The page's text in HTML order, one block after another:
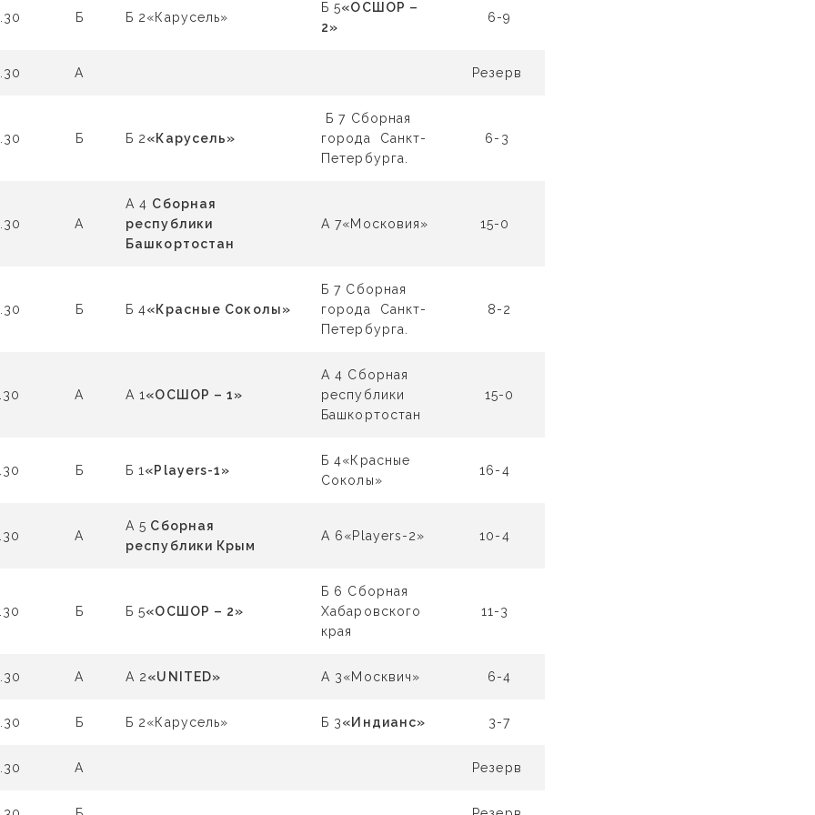
Б Б 2«Карусель»
Б 5«ОСШОР –
2»
6-9
А Резерв
Б Б 2«Карусель»
Б 7 Сборная
города Санкт-
Петербурга.
6-3
А
А 4 Сборная
республики
Башкортостан
А 7«Московия» 15-0
Б Б 4«Красные Соколы»
Б 7 Сборная
города Санкт-
Петербурга.
8-2
А А 1 «ОСШОР – 1»
А 4 Сборная
республики
Башкортостан
15-0
Б Б 1 «Players-1»
Б 4«Красные
Соколы»
16-4
А
А 5 Сборная
республики Крым
А 6«Players-2» 10-4
Б Б 5«ОСШОР – 2»
Б 6 Сборная
Хабаровского
края
11-3
А А 2«UNITED» А 3«Москвич» 6-4
Б Б 2«Карусель» Б 3«Индианс» 3-7
А Резерв